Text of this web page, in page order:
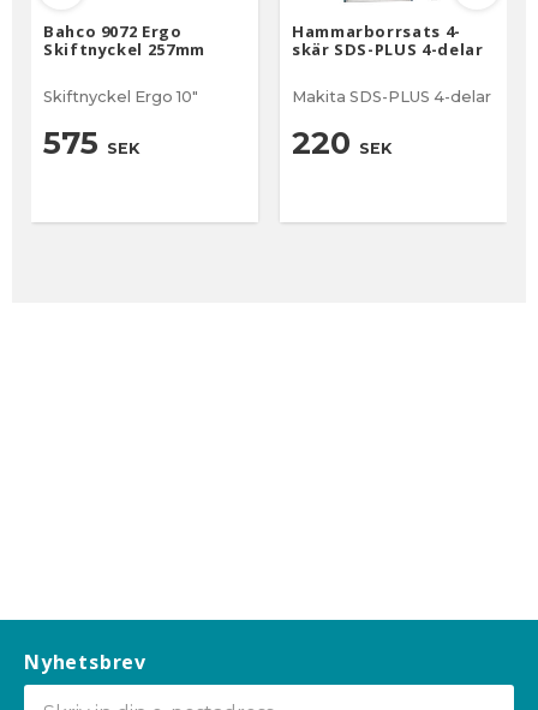
Bahco 9072 Ergo
Skiftnyckel 257mm
Skiftnyckel Ergo 10"
575 SEK
Hammarborrsats 4-
skär SDS-PLUS 4-delar
Makita SDS-PLUS 4-delar
220 SEK
Nyhetsbrev